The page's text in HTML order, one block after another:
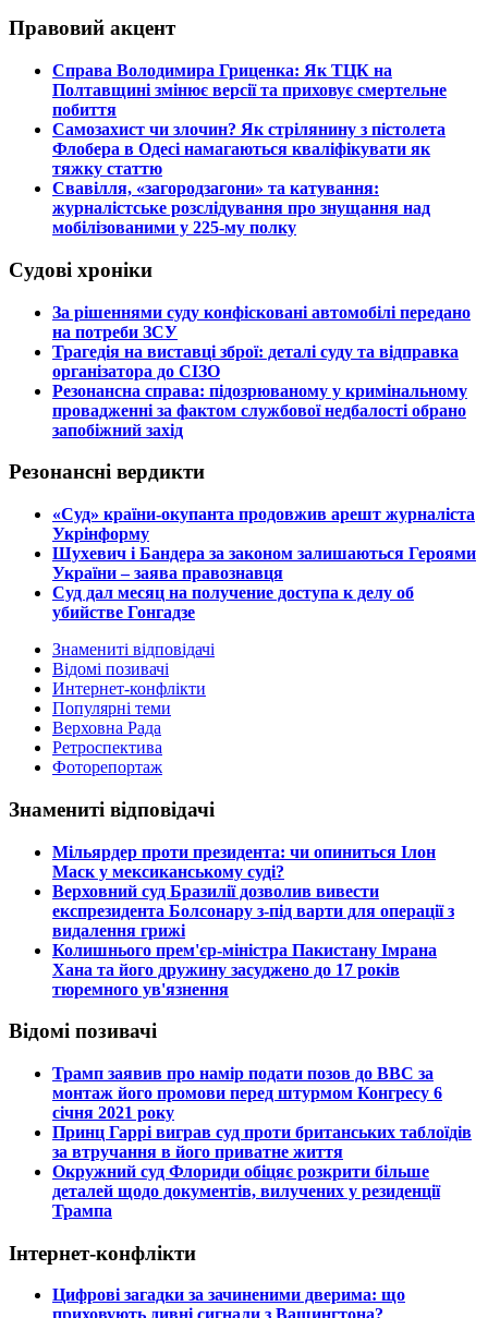
Правовий акцент
​Справа Володимира Гриценка: Як ТЦК на
Полтавщині змінює версії та приховує смертельне
побиття
​Самозахист чи злочин? Як стрілянину з пістолета
Флобера в Одесі намагаються кваліфікувати як
тяжку статтю
​Свавілля, «загородзагони» та катування:
журналістське розслідування про знущання над
мобілізованими у 225-му полку
Судові хроніки
​За рішеннями суду конфісковані автомобілі передано
на потреби ЗСУ
​Трагедія на виставці зброї: деталі суду та відправка
організатора до СІЗО
​Резонансна справа: підозрюваному у кримінальному
провадженні за фактом службової недбалості обрано
запобіжний захід
Резонансні вердикти
​«Суд» країни-окупанта продовжив арешт журналіста
Укрінформу
Шухевич і Бандера за законом залишаються Героями
України – заява правознавця
Суд дал месяц на получение доступа к делу об
убийстве Гонгадзе
Знамениті відповідачі
Відомі позивачі
Интернет-конфлікти
Популярні теми
Верховна Рада
Ретроспектива
Фоторепортаж
Знамениті відповідачі
​Мільярдер проти президента: чи опиниться Ілон
Маск у мексиканському суді?
​Верховний суд Бразилії дозволив вивести
експрезидента Болсонару з-під варти для операції з
видалення грижі
​Колишнього прем'єр-міністра Пакистану Імрана
Хана та його дружину засуджено до 17 років
тюремного ув'язнення
Відомі позивачі
​Трамп заявив про намір подати позов до ВВС за
монтаж його промови перед штурмом Конгресу 6
січня 2021 року
​Принц Гаррі виграв суд проти британських таблоїдів
за втручання в його приватне життя
​Окружний суд Флориди обіцяє розкрити більше
деталей щодо документів, вилучених у резиденції
Трампа
Інтернет-конфлікти
​Цифрові загадки за зачиненими дверима: що